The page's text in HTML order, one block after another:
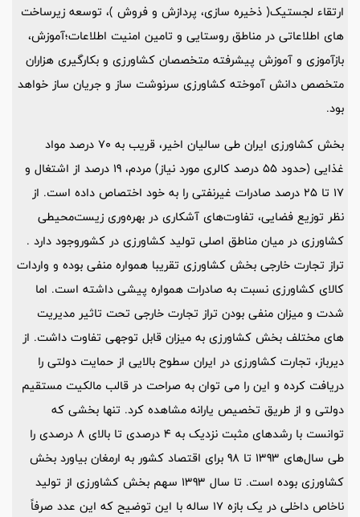
ارتقاء لجستیک( ذخیره سازی، پردازش و فروش )، توسعه زیرساخت
های اطلاعاتی در مناطق روستایی و تامین امنیت اطلاعات؛آموزش،
بازآموزی و آموزش پیشرفته متخصصان کشاورزی و بکارگیری هزاران
متخصص دانش آموخته کشاورزی سرنوشت ساز و جریان ساز خواهد
بود.
بخش کشاورزی ایران طی سالیان اخیر، قریب به 70 درصد مواد
غذایی (حدود 55 درصد کالری مورد نیاز) مردم، 19 درصد از اشتغال و
17 تا 25 درصد صادرات غیرنفتی را به خود اختصاص داده است. از
نظر توزیع فضایی، تفاوت‌های آشکاری در بهره‌وری زیست‌محیطی
کشاورزی در میان مناطق اصلی تولید کشاورزی در کشوروجود دارد .
تراز تجارت خارجی بخش کشاورزی تقریبا همواره منفی بوده و واردات
کالای کشاورزی نسبت به صادرات همواره پیشی داشته است. اما
شدت و میزان منفی بودن تراز تجارت خارجی تحت تاثیر مدیریت
های مختلف بخش کشاورزی به میزان قابل توجهی تفاوت داشت. از
دیرباز، تجارت کشاورزی در ایران سطوح بالایی از حمایت دولتی را
دریافت کرده و این را می توان به صراحت در قالب مالکیت مستقیم
دولتی و از طریق تخصیص یارانه مشاهده کرد. تنها بخشی که
توانست با رشدهای مثبت نزدیک به 4 درصدی تا بالای 8 درصدی را
طی سال‌های 1393 تا 98 برای اقتصاد کشور به ارمغان بیاورد بخش
کشاورزی بوده است. تا سال 1393 سهم بخش کشاورزی از تولید
ناخاص داخلی در یک بازه 17 ساله با این توضیح که این عدد صرفاً